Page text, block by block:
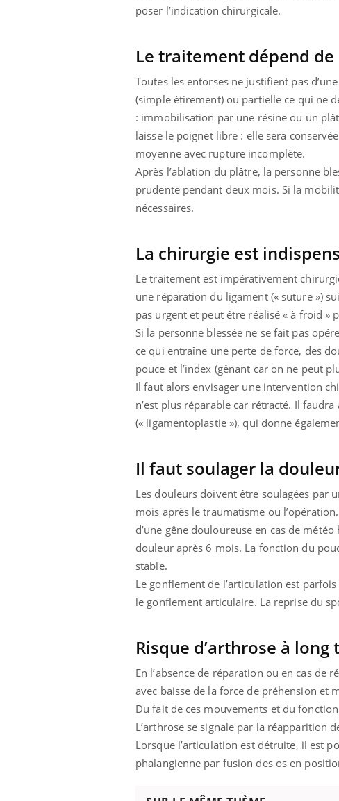
poser l’indication chirurgicale.
Le traitement dépend
Toutes les entorses ne justifient pas
(simple étirement) ou partielle ce qui ne
: immobilisation par une résine ou un
laisse le poignet libre : elle sera
moyenne avec rupture incomplète.
Après l’ablation du plâtre, la personne
prudente pendant deux mois. Si la
nécessaires.
La chirurgie est
Le traitement est impérativement
une réparation du ligament (« suture »)
pas urgent et peut être réalisé « à froid »
Si la personne blessée ne se fait pas
ce qui entraîne une perte de force, des
pouce et l’index (gênant car on ne peut
Il faut alors envisager une intervention
n’est plus réparable car rétracté. Il
(« ligamentoplastie »), qui donne
Il faut soulager la
Les douleurs doivent être soulagées par
mois après le traumatisme ou
d’une gêne douloureuse en cas de
douleur après 6 mois. La fonction du
stable.
Le gonflement de l’articulation est
le gonflement articulaire. La reprise du
Risque d’arthrose à long
En l’absence de réparation ou en cas de
avec baisse de la force de préhension et
Du fait de ces mouvements et du
L’arthrose se signale par la réapparition
Lorsque l’articulation est détruite, il est
phalangienne par fusion des os en